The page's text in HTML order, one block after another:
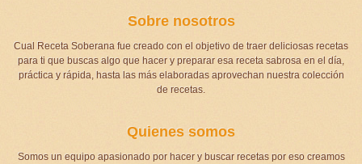
Sobre nosotros
Cual Receta Soberana fue creado con el objetivo de traer deliciosas recetas
para ti que buscas algo que hacer y preparar esa receta sabrosa en el día,
práctica y rápida, hasta las más elaboradas aprovechan nuestra colección
de recetas.
Quienes somos
Somos un equipo apasionado por hacer y buscar recetas por eso creamos